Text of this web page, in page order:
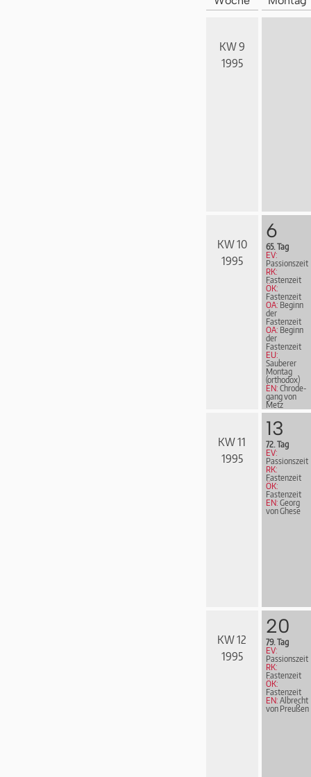
KW 9
1995
KW 10
1995
6
65. Tag
EV:
Passionszeit
RK:
Fastenzeit
ÖK:
Fastenzeit
OA: Beginn
der
Fastenzeit
OA: Beginn
der
Fastenzeit
EU:
Sauberer
Montag
(orthodox)
EN: Chrode­
gang von
Metz
KW 11
1995
13
72. Tag
EV:
Passionszeit
RK:
Fastenzeit
ÖK:
Fastenzeit
EN: Georg
von Ghese
KW 12
1995
20
79. Tag
EV:
Passionszeit
RK:
Fastenzeit
ÖK:
Fastenzeit
EN: Albrecht
von Preußen